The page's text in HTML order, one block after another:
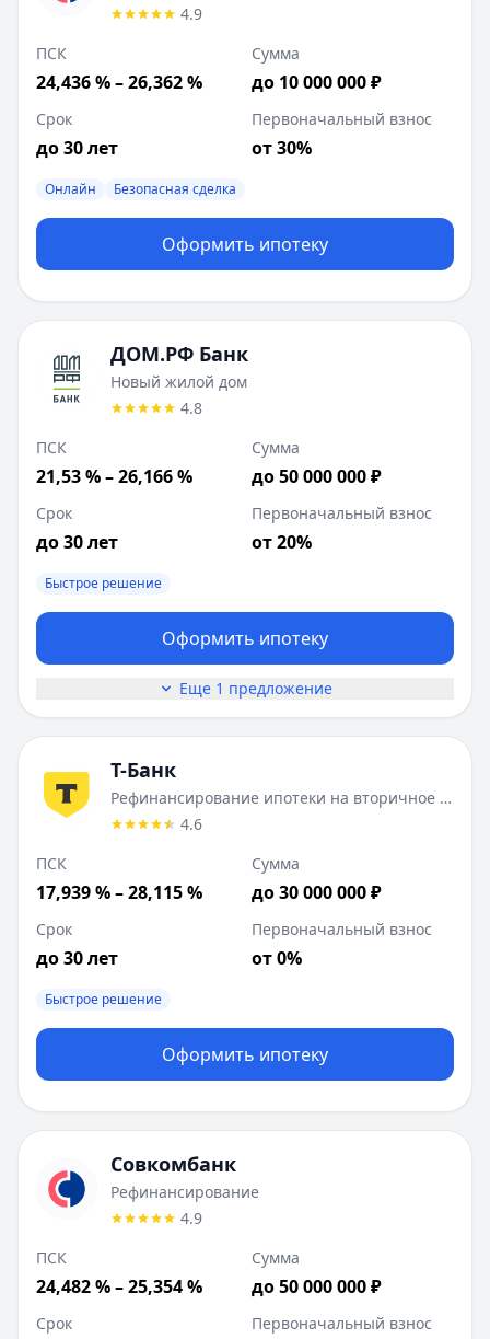
4.9
ПСК
24,436 % – 26,362 %
Сумма
до 10 000 000 ₽
Срок
до 30 лет
Первоначальный взнос
от 30%
Онлайн Безопасная сделка
Оформить ипотеку
ДОМ.РФ Банк
Новый жилой дом
4.8
ПСК
21,53 % – 26,166 %
Сумма
до 50 000 000 ₽
Срок
до 30 лет
Первоначальный взнос
от 20%
Быстрое решение
Оформить ипотеку
Еще 1 предложение
Т-Банк
Рефинансирование ипотеки на вторичное жилье
4.6
ПСК
17,939 % – 28,115 %
Сумма
до 30 000 000 ₽
Срок
до 30 лет
Первоначальный взнос
от 0%
Быстрое решение
Оформить ипотеку
Совкомбанк
Рефинансирование
4.9
ПСК
24,482 % – 25,354 %
Сумма
до 50 000 000 ₽
Срок Первоначальный взнос